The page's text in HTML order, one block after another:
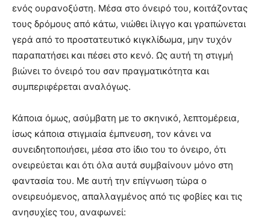
ενός ουρανοξύστη. Μέσα στο όνειρό του, κοιτάζοντας
τους δρόμους από κάτω, νιώθει ίλιγγο και γραπώνεται
γερά από το προστατευτικό κιγκλίδωμα, μην τυχόν
παραπατήσει και πέσει στο κενό. Ως αυτή τη στιγμή
βιώνει το όνειρό του σαν πραγματικότητα και
συμπεριφέρεται αναλόγως.
Κάποια όμως, ασύμβατη με το σκηνικό, λεπτομέρεια,
ίσως κάποια στιγμιαία έμπνευση, τον κάνει να
συνειδητοποιήσει, μέσα στο ίδιο του το όνειρο, ότι
ονειρεύεται και ότι όλα αυτά συμβαίνουν μόνο στη
φαντασία του. Με αυτή την επίγνωση τώρα ο
ονειρευόμενος, απαλλαγμένος από τις φοβίες και τις
ανησυχίες του, αναφωνεί: